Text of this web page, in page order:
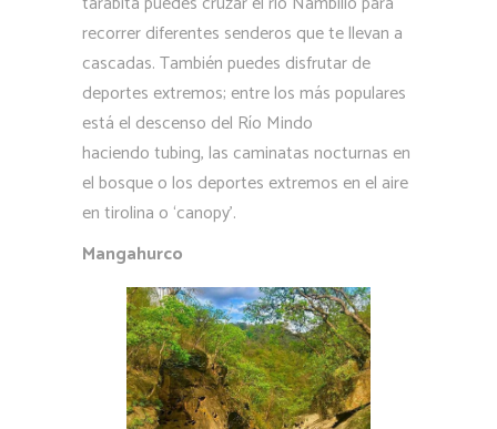
recorrer diferentes senderos que te llevan a
cascadas. También puedes disfrutar de
deportes extremos; entre los más populares
está el descenso del Río Mindo
haciendo tubing, las caminatas nocturnas en
el bosque o los deportes extremos en el aire
en tirolina o ‘canopy’.
Mangahurco